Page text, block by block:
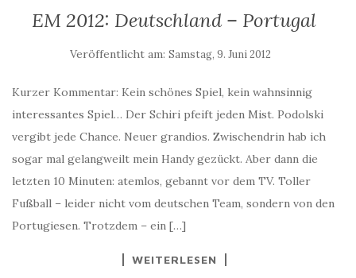
EM 2012: Deutschland – Portugal
Veröffentlicht am: Samstag, 9. Juni 2012
Kurzer Kommentar: Kein schönes Spiel, kein wahnsinnig
interessantes Spiel… Der Schiri pfeift jeden Mist. Podolski
vergibt jede Chance. Neuer grandios. Zwischendrin hab ich
sogar mal gelangweilt mein Handy gezückt. Aber dann die
letzten 10 Minuten: atemlos, gebannt vor dem TV. Toller
Fußball – leider nicht vom deutschen Team, sondern von den
Portugiesen. Trotzdem – ein […]
WEITERLESEN